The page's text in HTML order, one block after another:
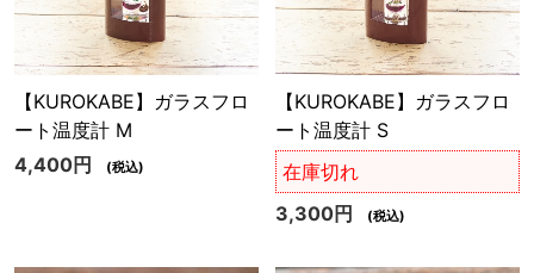
【KUROKABE】ガラスフロ
ート温度計 M
4,400円
(税込)
【KUROKABE】ガラスフロ
ート温度計 S
在庫切れ
3,300円
(税込)